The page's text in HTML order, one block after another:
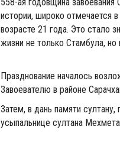
истории, широко отмечается в
возрасте 21 года. Это стало
жизни не только Стамбула, но
Празднование началось
Завоевателю в районе
Затем, в дань памяти
усыпальнице султана